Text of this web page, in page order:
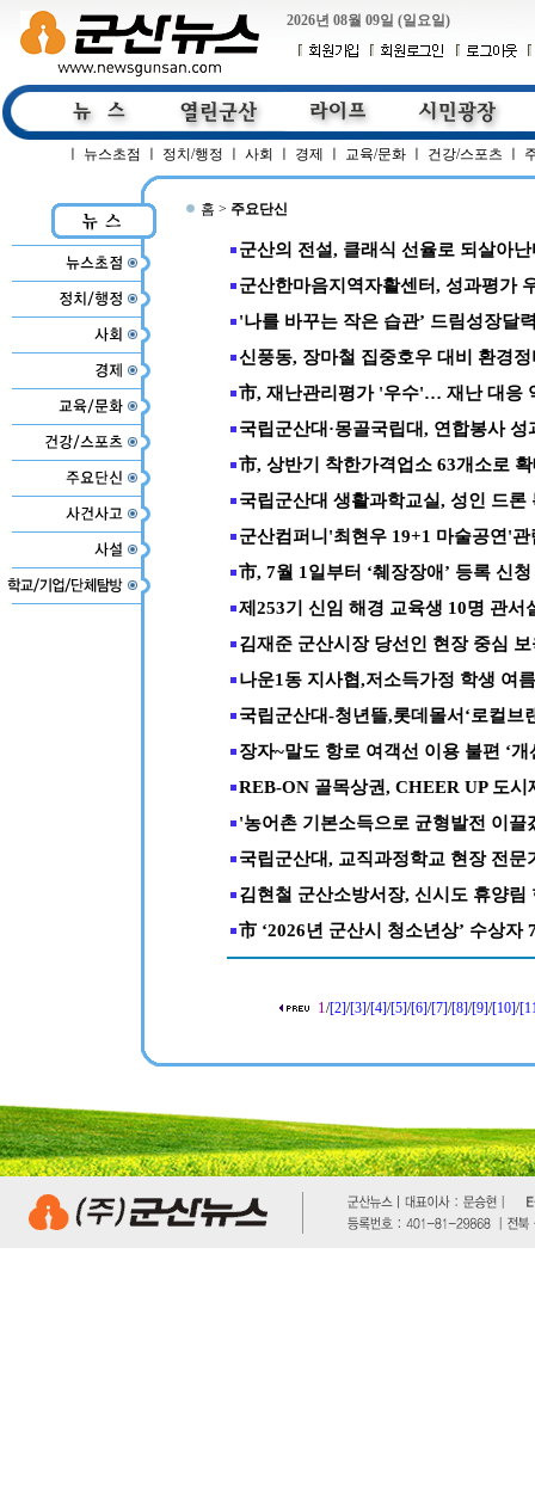
2026년 08월 09일 (일요일)
뉴스초점 정치/행정 사회 경제 교육/문화 건강/스포츠
홈 > 주요단신
군산의 전설, 클래식 선율로 되살아난
군산한마음지역자활센터, 성과평가
'나를 바꾸는 작은 습관’ 드림성장달
신풍동, 장마철 집중호우 대비 환경
市, 재난관리평가 '우수'… 재난 대응
국립군산대·몽골국립대, 연합봉사 성
市, 상반기 착한가격업소 63개소로
국립군산대 생활과학교실, 성인 드론
군산컴퍼니'최현우 19+1 마술공연'관
市, 7월 1일부터 ‘췌장장애’ 등록 신
제253기 신임 해경 교육생 10명 관서
김재준 군산시장 당선인 현장 중심
나운1동 지사협,저소득가정 학생 여
국립군산대-청년뜰,롯데몰서‘로컬브
장자~말도 항로 여객선 이용 불편 ‘개
REB-ON 골목상권, CHEER UP 도시
'농어촌 기본소득으로 균형발전 이끌
국립군산대, 교직과정학교 현장 전문
김현철 군산소방서장, 신시도 휴양림
市 ‘2026년 군산시 청소년상’ 수상자
1/[2]/[3]/[4]/[5]/[6]/[7]/[8]/[9]/[10]/